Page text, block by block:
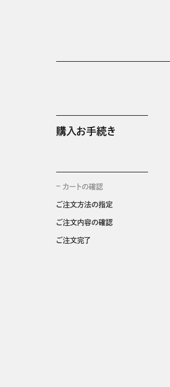
購入お手続き
カートの確認
ご注文方法の指定
ご注文内容の確認
ご注文完了